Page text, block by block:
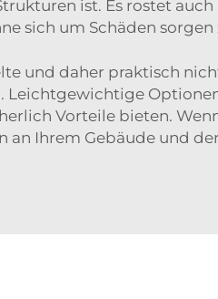
ist. Es rostet auch
sich um Schäden sorgen
und daher praktisch
Leichtgewichtige
Vorteile bieten.
an Ihrem Gebäude und